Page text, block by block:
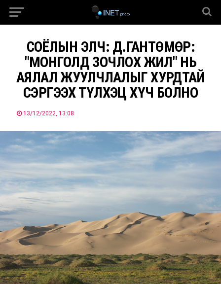
СОЁЛЫН ЭЛЧ: Д.ГАНТӨМӨР:
"МОНГОЛД ЗОЧЛОХ ЖИЛ" НЬ
АЯЛАЛ ЖУУЛЧЛАЛЫГ ХУРДТАЙ
СЭРГЭЭХ ТҮЛХЭЦ ХҮЧ БОЛНО
13/12/2022, 13:08